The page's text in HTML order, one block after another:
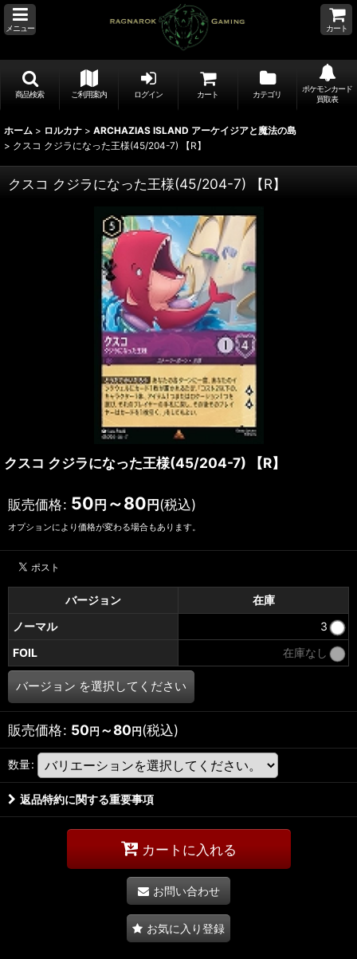
メニュー カート
商品検索 ご利用案内 ログイン カート カテゴリ
ポケモンカード
買取表
ホーム > ロルカナ > ARCHAZIAS ISLAND アーケイジアと魔法の島
> クスコ クジラになった王様(45/204-7) 【R】
クスコ クジラになった王様(45/204-7) 【R】
クスコ クジラになった王様(45/204-7) 【R】
販売価格: 50 円 ～80 円 (税込)
オプションにより価格が変わる場合もあります。
バージョン
在庫
ノーマル
3
FOIL
在庫なし
バージョン を選択してください
販売価格: 50円 ～80円(税込)
数量:
返品特約に関する重要事項
カートに入れる
お問い合わせ
お気に入り登録